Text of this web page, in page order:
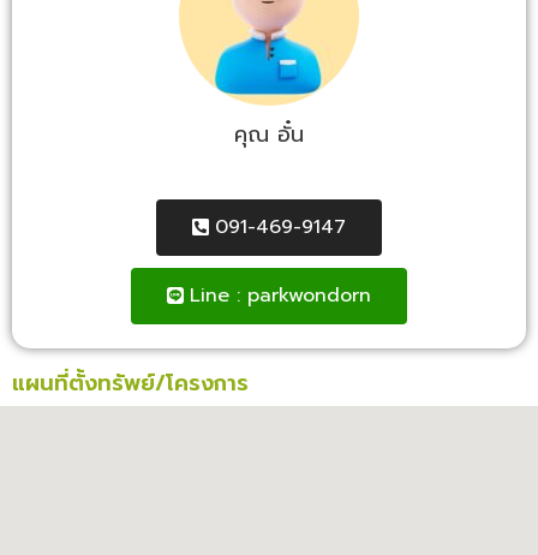
คุณ อั๋น
091-469-9147
Line : parkwondorn
แผนที่ตั้งทรัพย์/โครงการ